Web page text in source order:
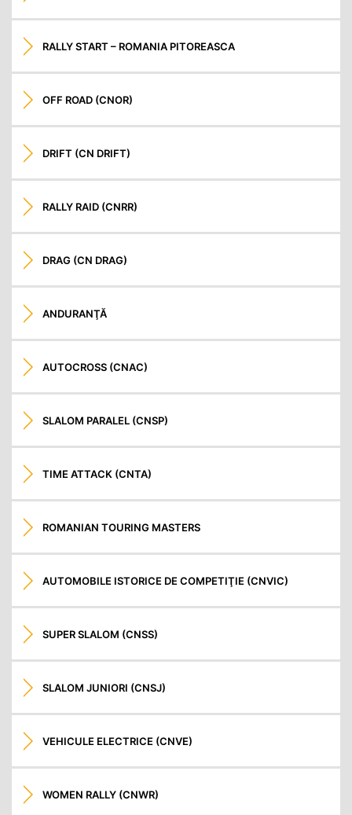
RALLY START – ROMANIA PITOREASCA
OFF ROAD (CNOR)
DRIFT (CN DRIFT)
RALLY RAID (CNRR)
DRAG (CN DRAG)
ANDURANŢĂ
AUTOCROSS (CNAC)
SLALOM PARALEL (CNSP)
TIME ATTACK (CNTA)
ROMANIAN TOURING MASTERS
AUTOMOBILE ISTORICE DE COMPETIŢIE (CNVIC)
SUPER SLALOM (CNSS)
SLALOM JUNIORI (CNSJ)
VEHICULE ELECTRICE (CNVE)
WOMEN RALLY (CNWR)